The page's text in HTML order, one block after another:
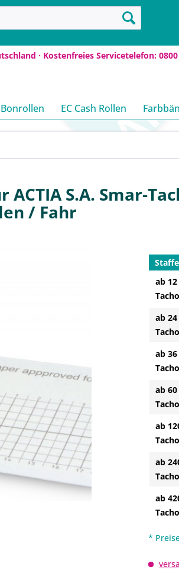
· Kostenfreies Servicetelefon: 0800
Bonrollen EC Cash Rollen
S.A. Smar-
/ Fahr
ab 12
ab 24
ab 36
ab 60
ab
ab
ab
*